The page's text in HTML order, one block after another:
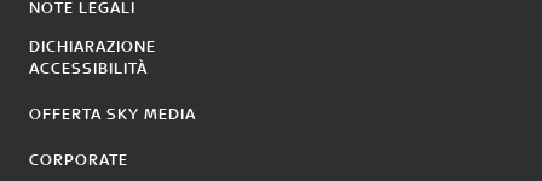
NOTE LEGALI
DICHIARAZIONE
ACCESSIBILITÀ
OFFERTA SKY MEDIA
CORPORATE